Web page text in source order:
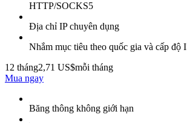
HTTP/SOCKS5
Địa chỉ IP chuyên dụng
Nhắm mục tiêu theo quốc gia và cấp độ
12 tháng2,71 US$mỗi tháng
Mua ngay
Băng thông không giới hạn